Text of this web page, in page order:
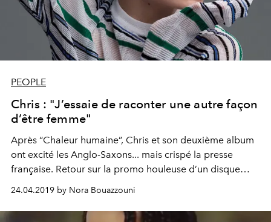
PEOPLE
Chris : "J’essaie de raconter une autre façon
d’être femme"
Après “Chaleur humaine”, Chris et son deuxième album
ont excité les Anglo-Saxons... mais crispé la presse
française. Retour sur la promo houleuse d’un disque
24.04.2019 by Nora Bouazzouni